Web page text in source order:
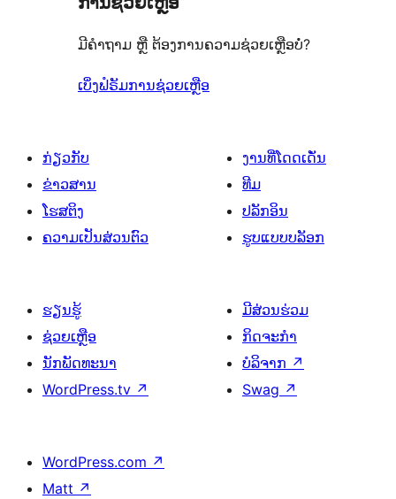
ລາຍການ
0
ລາຍການ
ມີຄຳຖາມ ຫຼື ຕ້ອງການຄວາມຊ່ວຍເຫຼືອບໍ່?
ເບິ່ງຟໍຣັມການຊ່ວຍເຫຼືອ
ກ່ຽວກັບ
ຂ່າວສານ
ໂຮສຕິງ
ຄວາມເປັນສ່ວນຕົວ
ງານທີ່ໂດດເດັ່ນ
ທີມ
ປລັກອິນ
ຮູບແບບບລັອກ
ຮຽນຮູ້
ຊ່ວຍເຫຼືອ
ນັກພັດທະນາ
WordPress.tv ↗
ມີສ່ວນຮ່ວມ
ກິດຈະກຳ
ບໍລິຈາກ ↗
Swag ↗
WordPress.com ↗
Matt ↗